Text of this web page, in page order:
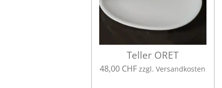
Teller ORET
48,00 CHF zzgl. Versandkosten